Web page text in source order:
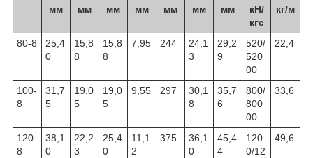
мм мм мм мм мм мм мм
кН/
кгс
кг/м
80-8
25,4
0
15,8
8
15,8
8
7,95 244
24,1
3
29,2
9
520/
520
00
22,4
100-
8
31,7
5
19,0
5
19,0
5
9,55 297
30,1
8
35,7
6
800/
800
00
33,6
120-
8
38,1
0
22,2
3
25,4
0
11,1
2
375
36,1
0
45,4
4
120
0/12
49,6